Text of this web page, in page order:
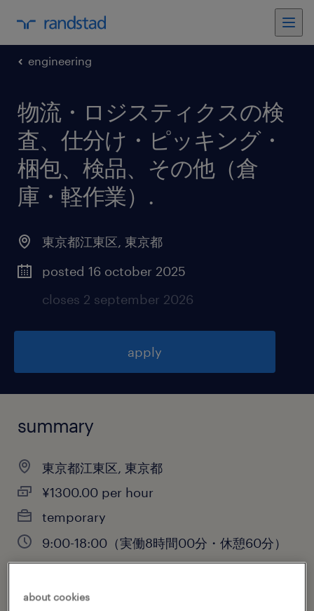
engineering
物流・ロジスティクスの検
査、仕分け・ピッキング・
梱包、検品、その他（倉
庫・軽作業） .
東京都江東区, 東京都
posted 16 october 2025
closes 2 september 2026
apply
summary
東京都江東区, 東京都
¥1300.00 per hour
temporary
9:00-18:00（実働8時間00分・休憩60分）
about cookies